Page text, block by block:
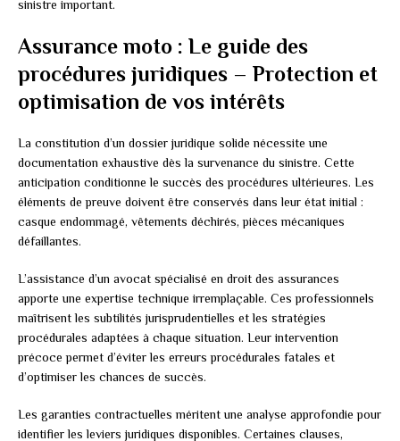
sinistre important.
Assurance moto : Le guide des
procédures juridiques – Protection et
optimisation de vos intérêts
La constitution d’un dossier juridique solide nécessite une
documentation exhaustive dès la survenance du sinistre. Cette
anticipation conditionne le succès des procédures ultérieures. Les
éléments de preuve doivent être conservés dans leur état initial :
casque endommagé, vêtements déchirés, pièces mécaniques
défaillantes.
L’assistance d’un avocat spécialisé en droit des assurances
apporte une expertise technique irremplaçable. Ces professionnels
maîtrisent les subtilités jurisprudentielles et les stratégies
procédurales adaptées à chaque situation. Leur intervention
précoce permet d’éviter les erreurs procédurales fatales et
d’optimiser les chances de succès.
Les garanties contractuelles méritent une analyse approfondie pour
identifier les leviers juridiques disponibles. Certaines clauses,